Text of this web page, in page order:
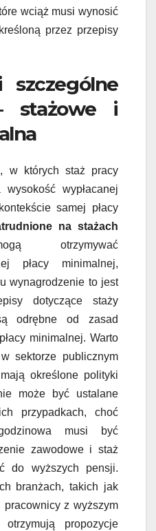
wciąż musi wynosić
przez przepisy
stażowe i
w których staż pracy
wypłacanej
samej płacy
na stażach
otrzymywać
płacy minimalnej,
wynagrodzenie to jest
dotyczące staży
odrębne od zasad
minimalnej. Warto
sektorze publicznym
określone polityki
może być ustalane
przypadkach, choć
musi być
zawodowe i staż
do wyższych pensji.
branżach, takich jak
z wyższym
propozycje